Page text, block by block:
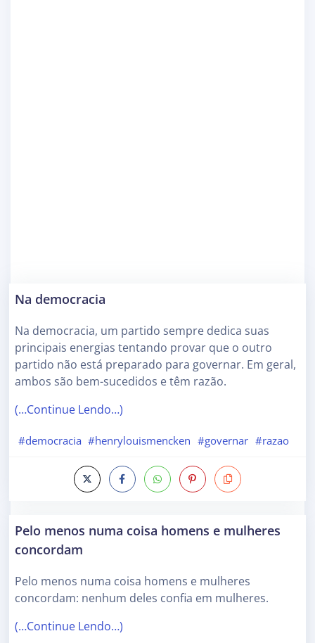
Na democracia
Na democracia, um partido sempre dedica suas
principais energias tentando provar que o outro
partido não está preparado para governar. Em geral,
ambos são bem-sucedidos e têm razão.
(…Continue Lendo…)
#democracia #henrylouismencken #governar #razao
Pelo menos numa coisa homens e mulheres
concordam
Pelo menos numa coisa homens e mulheres
concordam: nenhum deles confia em mulheres.
(…Continue Lendo…)